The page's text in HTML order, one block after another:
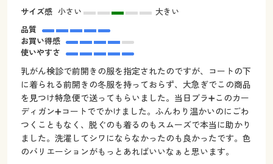
サイズ感 小さい
大きい
品質
お買い得感
使いやすさ
乳がん検診で前開きの服を指定されたのですが、コートの下
に着られる前開きの冬服を持っておらず、大急ぎでこの商品
を見つけ特急便で送ってもらいました。当日ブラ➕このカー
ディガン➕コートででかけました。ふんわり温かいのにごわ
つくこともなく、脱ぐのも着るのもスムーズで本当に助かり
ました。洗濯してシワにならなかったのも良かったです。色
のバリエーションがもっとあればいいなぁと思います。